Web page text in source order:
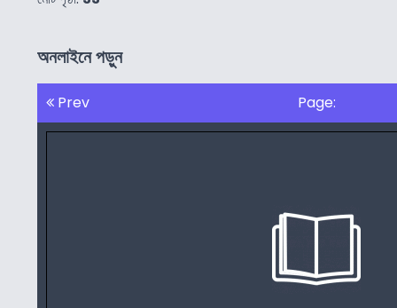
অনলাইনে পড়ুন
Prev Page: